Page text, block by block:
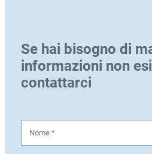
Se hai bisogno di
informazioni non
contattarci